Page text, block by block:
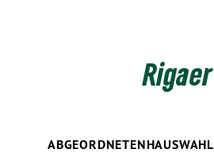
Rigaer
ABGEORDNETENHAUSWAHL